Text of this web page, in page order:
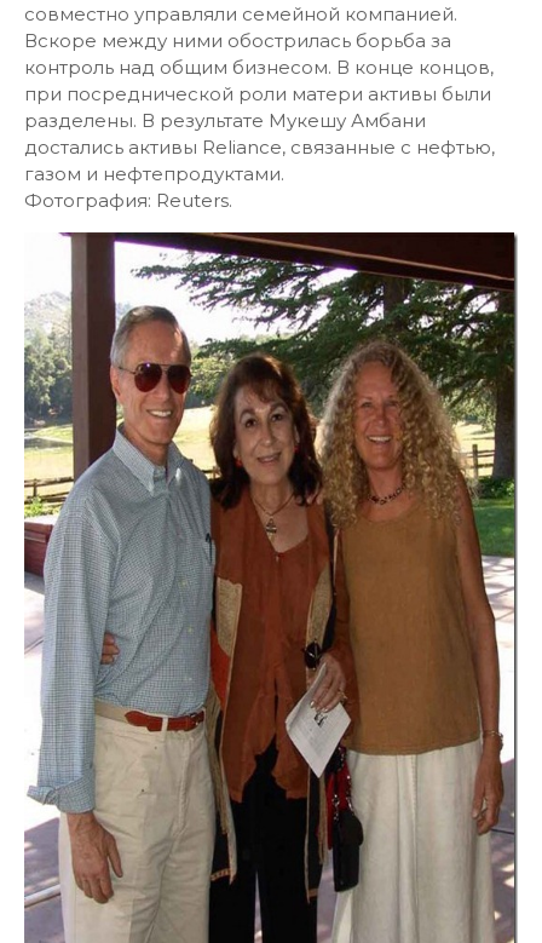
совместно управляли семейной компанией.
Вскоре между ними обострилась борьба за
контроль над общим бизнесом. В конце концов,
при посреднической роли матери активы были
разделены. В результате Мукешу Амбани
достались активы Reliance, связанные с нефтью,
газом и нефтепродуктами.
Фотография: Reuters.